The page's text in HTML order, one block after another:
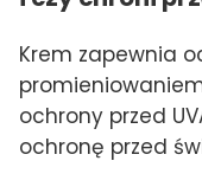
Krem zapewnia
ochrony przed
ochronę przed